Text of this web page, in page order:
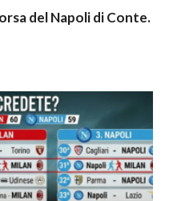
del Napoli di Conte.